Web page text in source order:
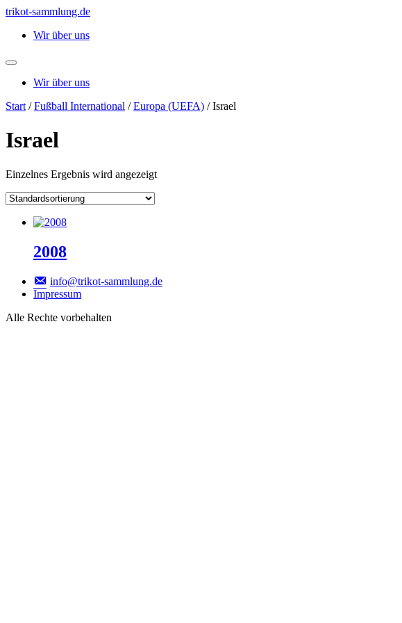
Zum
springen
trikot-sammlung.de
Wir über uns
Wir über uns
Start /Fußball International /Europa (UEFA) / Israel
Israel
Einzelnes Ergebnis wird angezeigt
2008
info@trikot-sammlung.de
Impressum
Alle Rechte vorbehalten